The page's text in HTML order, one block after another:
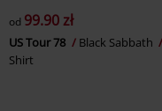
od 99.90 zł
US Tour 78 Black Sabbath
Shirt